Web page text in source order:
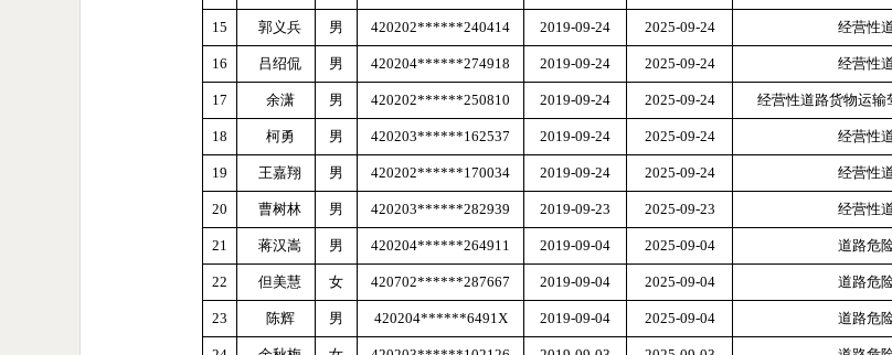
15 郭义兵 男 420202******240414 2019-09-24 2025-09-24 经营性
16 吕绍侃 男 420204******274918 2019-09-24 2025-09-24 经营性
17 余潇 男 420202******250810 2019-09-24 2025-09-24 经营性道路货物运输
18 柯勇 男 420203******162537 2019-09-24 2025-09-24 经营性
19 王嘉翔 男 420202******170034 2019-09-24 2025-09-24 经营性
20 曹树林 男 420203******282939 2019-09-23 2025-09-23 经营性
21 蒋汉嵩 男 420204******264911 2019-09-04 2025-09-04 道路危
22 但美慧 女 420702******287667 2019-09-04 2025-09-04 道路危
23 陈辉 男 420204******6491X 2019-09-04 2025-09-04 道路危